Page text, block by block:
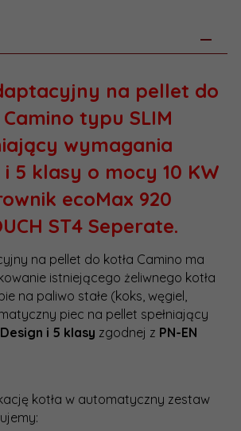
na pellet do
Camino typu SLIM
wymagania
i 5 klasy o mocy 10 KW
ecoMax 920
ST4 Seperate.
na pellet do kotła Camino ma
istniejącego żeliwnego kotła
na paliwo stałe (koks, węgiel,
piec na pellet spełniający
i 5 klasy zgodnej z PN-EN
kotła w automatyczny zestaw